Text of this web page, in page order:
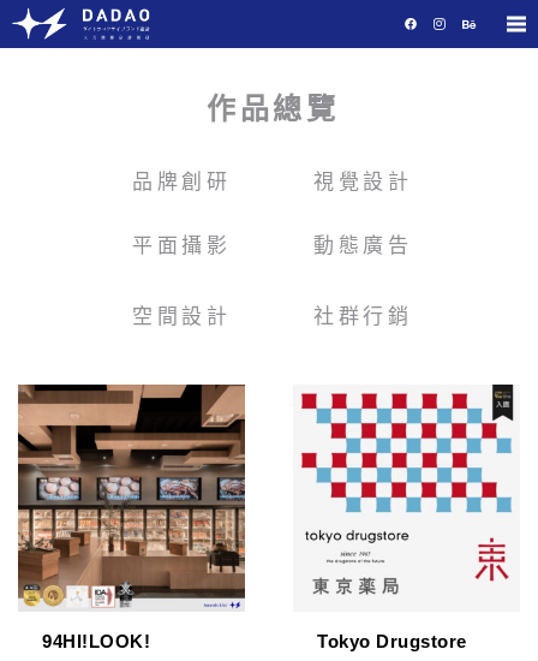
作品總覽
品牌創研 視覺設計
平面攝影
空間設計
動態廣告
社群行銷
94HI!LOOK! Tokyo Drugstore